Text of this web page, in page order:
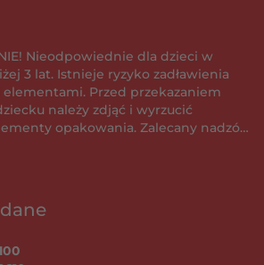
Nieodpowiednie dla dzieci w
3 lat. Istnieje ryzyko zadławienia
elementami. Przed przekazaniem
należy zdjąć i wyrzucić
opakowania. Zalecany nadzór
Do pewnych materiałów naklejki
na stałe. Radzimy, aby przed
na jego niewidocznej części –
czy naklejkę będzie można
się na stałe do dowolnego